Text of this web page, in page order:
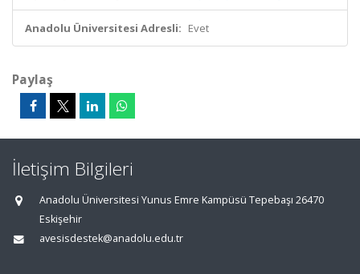
Anadolu Üniversitesi Adresli: Evet
Paylaş
İletişim Bilgileri
Anadolu Üniversitesi Yunus Emre Kampüsü Tepebaşı 26470
Eskişehir
avesisdestek@anadolu.edu.tr